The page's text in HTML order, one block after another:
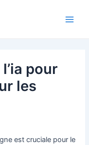
pour
les
est cruciale pour le